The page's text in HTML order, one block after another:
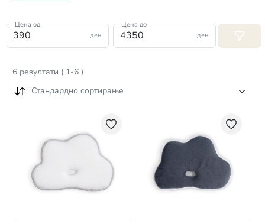
ден.
Цена од
ден.
Цена до
6 резултати ( 1-6 )
Стандардно сортирање